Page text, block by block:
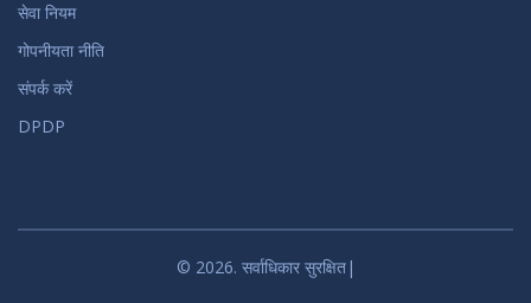
सेवा नियम
गोपनीयता नीति
संपर्क करें
DPDP
© 2026. सर्वाधिकार सुरक्षित|